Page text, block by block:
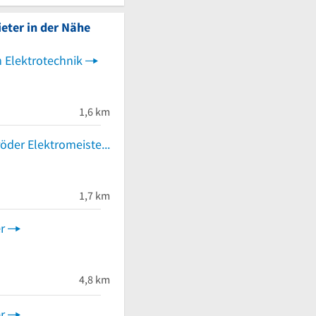
in der Nähe
Elektrotechnik
1,6 km
Clemens Schröder Elektromeister
1,7 km
5 Sternen 4,8 km